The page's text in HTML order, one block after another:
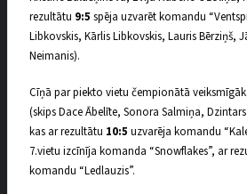
rezultātu 9:5 spēja uzvarēt komandu
Libkovskis, Kārlis Libkovskis, Lauris Bērziņš,
Neimanis).
Cīņā par piekto vietu čempionātā
(skips Dace Ābelīte, Sonora Salmiņa,
kas ar rezultātu 10:5 uzvarēja komandu
7.vietu izcīnīja komanda “Snowflakes”, ar
komandu “Ledlauzis”.